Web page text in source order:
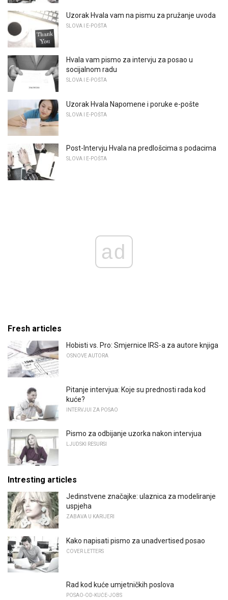
Uzorak Hvala vam na pismu za pružanje uvoda
SLOVA I E-POŠTA
Hvala vam pismo za intervju za posao u
socijalnom radu
SLOVA I E-POŠTA
Uzorak Hvala Napomene i poruke e-pošte
SLOVA I E-POŠTA
Post-Intervju Hvala na predlošcima s podacima
SLOVA I E-POŠTA
ad
Fresh articles
Hobisti vs. Pro: Smjernice IRS-a za autore knjiga
OSNOVE AUTORA
Pitanje intervjua: Koje su prednosti rada kod
kuće?
INTERVJUI ZA POSAO
Pismo za odbijanje uzorka nakon intervjua
LJUDSKI RESURSI
Intresting articles
Jedinstvene značajke: ulaznica za modeliranje
uspjeha
ZABAVA U KARIJERI
Kako napisati pismo za unadvertised posao
COVER LETTERS
Rad kod kuće umjetničkih poslova
POSAO-OD-KUĆE-JOBS